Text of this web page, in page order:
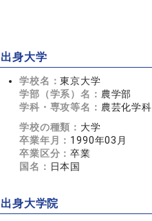
出身大学
学校名：東京大学
学部（学系）名： 農学部
学科・専攻等名： 農芸化学科
学校の種類： 大学
卒業年月： 1990年03月
卒業区分：卒業
国名： 日本国
出身大学院